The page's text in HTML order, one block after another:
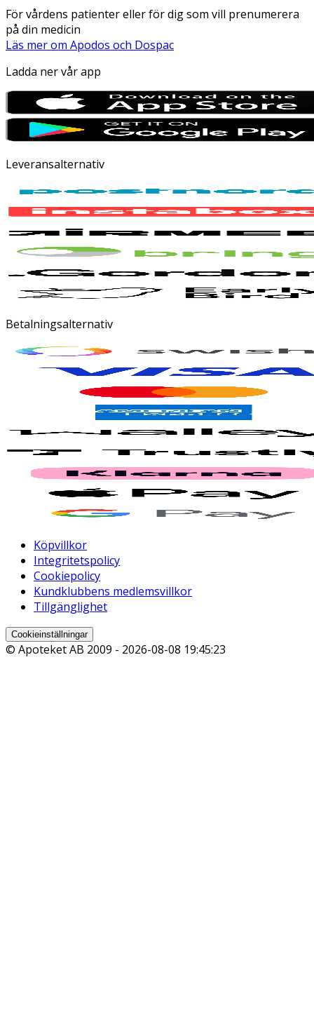
För vårdens patienter eller för dig som vill prenumerera
på din medicin
Läs mer om Apodos och Dospac
Ladda ner vår app
Leveransalternativ
Betalningsalternativ
Köpvillkor
Integritetspolicy
Cookiepolicy
Kundklubbens medlemsvillkor
Tillgänglighet
Cookieinställningar
© Apoteket AB 2009 - 2026-08-08 19:45:23